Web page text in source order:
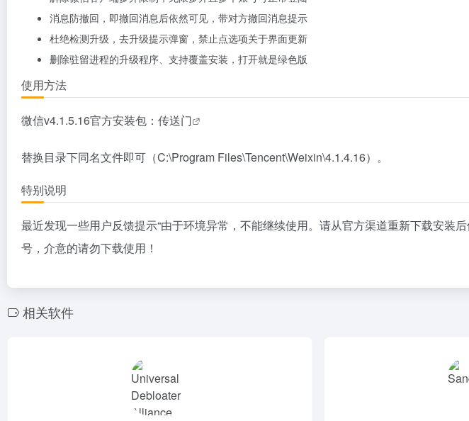
消息防撤回，即撤回消息后依然可见，带对方撤回消息提示
杜绝检测升级，去升级提示弹窗，禁止点选项关于界面更新
删除驻留进程的升级程序、支持覆盖安装，打开就是绿色版
使用方法
微信v4.1.5.16官方安装包： 传送门
替换目录下同名文件即可（C:\Program Files\Tencent\Weixin\4.1.4.16）。
特别说明
最近发现一些用户反馈提示“由于环境异常，不能继续使用。请从官方渠道重新下载安
号，介意的请勿下载使用！
相关软件